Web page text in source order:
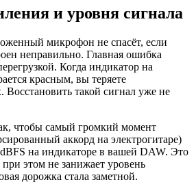
и уровня сигнала
микрофон не спасёт, если
неправильно. Главная ошибка
Когда индикатор на
красным, вы теряете
такой сигнал уже не
чтобы самый громкий момент
аккорд на электрогитаре)
на индикаторе в вашей DAW. Это
при этом не занижает уровень
дорожка стала заметной.